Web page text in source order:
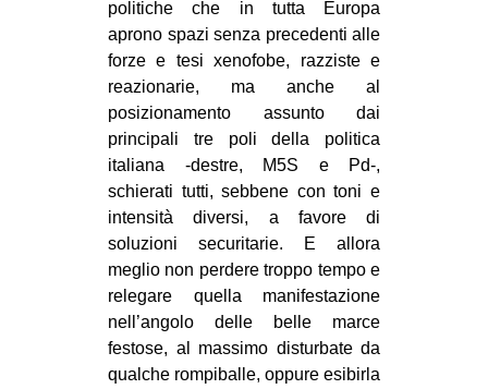
REPRESSIONE
STUDENTI
CULTURE
ARTE
CINEMA
MANIFESTI
MUSICA
RECENSIONI
INTERNAZIONALE
AFRICA
politiche che in tutta Europa
aprono spazi senza precedenti alle
forze e tesi xenofobe, razziste e
reazionarie, ma anche al
posizionamento assunto dai
principali tre poli della politica
italiana -destre, M5S e Pd-,
schierati tutti, sebbene con toni e
intensità diversi, a favore di
soluzioni securitarie. E allora
meglio non perdere troppo tempo e
relegare quella manifestazione
nell’angolo delle belle marce
festose, al massimo disturbate da
qualche rompiballe, oppure esibirla